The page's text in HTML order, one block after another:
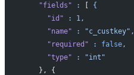
    "fields"
:
{
      "id"
:
1,
      "name"
:
"c_custkey",
      "required"
: false,
      "type"
:
"int"
    }, {